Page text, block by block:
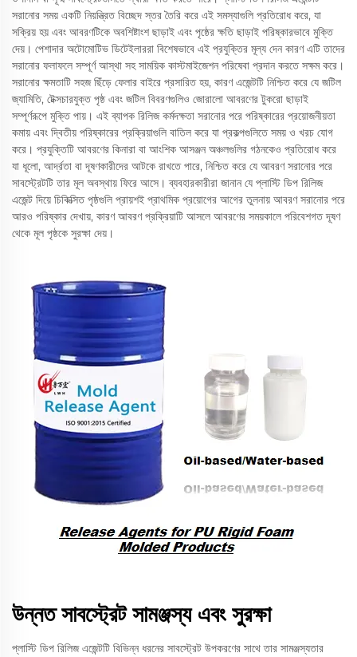
সরানোর সময় একটি নিয়ন্ত্রিত বিচ্ছেদ স্তর তৈরি করে এই সমস্যাগুলি প্রতিরোধ করে, যা
সক্রিয় হয় এবং আবরণটিকে অবশিষ্টাংশ ছাড়াই এবং পৃষ্ঠের ক্ষতি ছাড়াই পরিষ্কারভাবে মুক্তি
দেয়। পেশাদার অটোমোটিভ ডিটেইলাররা বিশেষভাবে এই প্রযুক্তির মূল্য দেন কারণ এটি তাদের
সরানোর ফলাফলে সম্পূর্ণ আস্থা সহ সাময়িক কাস্টমাইজেশন পরিষেবা প্রদান করতে সক্ষম করে।
সরানোর ক্ষমতাটি সহজ ছিঁড়ে ফেলার বাইরে প্রসারিত হয়, কারণ এজেন্টটি নিশ্চিত করে যে জটিল
জ্যামিতি, টেক্সচারযুক্ত পৃষ্ঠ এবং জটিল বিবরণগুলিও জোরালো আবরণের টুকরো ছাড়াই
সম্পূর্ণরূপে মুক্তি পায়। এই ব্যাপক রিলিজ কর্মদক্ষতা সরানোর পরে পরিষ্কারের প্রয়োজনীয়তা
কমায় এবং দ্বিতীয় পরিষ্কারের প্রক্রিয়াগুলি বাতিল করে যা প্রকল্পগুলিতে সময় ও খরচ যোগ
করে। প্রযুক্তিটি আবরণের কিনারা বা আংশিক আসঞ্জন অঞ্চলগুলির গঠনকেও প্রতিরোধ করে
যা ধূলো, আর্দ্রতা বা দূষণকারীদের আটকে রাখতে পারে, নিশ্চিত করে যে আবরণ সরানোর পরে
সাবস্ট্রেটটি তার মূল অবস্থায় ফিরে আসে। ব্যবহারকারীরা জানান যে প্লাস্টি ডিপ রিলিজ
এজেন্ট দিয়ে চিকিত্সিত পৃষ্ঠগুলি প্রায়শই প্রাথমিক প্রয়োগের আগের তুলনায় আবরণ সরানোর পরে
আরও পরিষ্কার দেখায়, কারণ আবরণ প্রক্রিয়াটি আসলে আবরণের সময়কালে পরিবেশগত দূষণ
থেকে মূল পৃষ্ঠকে সুরক্ষা দেয়।
উন্নত সাবস্ট্রেট সামঞ্জস্য এবং সুরক্ষা
প্লাস্টি ডিপ রিলিজ এজেন্টটি বিভিন্ন ধরনের সাবস্ট্রেট উপকরণের সাথে তার সামঞ্জস্যতার